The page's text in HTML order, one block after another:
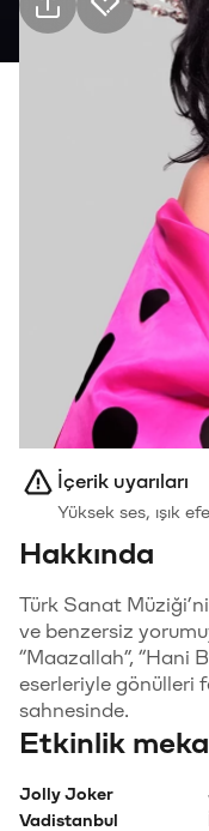
Pratik bilgiler
25 Eyl Cuma ·
Mekan
Kimler için uygun
18+, Yetişkin
Tür
Müzik
İçerik uyarıları
Yüksek ses, ışık
Hakkında
Türk Sanat
ve benzersiz
“Maazallah”, “Hani
eserleriyle gönülleri
sahnesinde.
Etkinlik
Jolly Joker
Vadistanbul